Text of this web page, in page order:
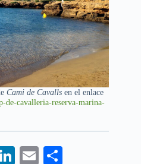
Cami de Cavalls en el enlace
de-cavalleria-reserva-marina-
Li E